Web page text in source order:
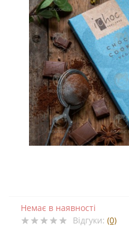
Немає в наявності
Відгуки: (0)